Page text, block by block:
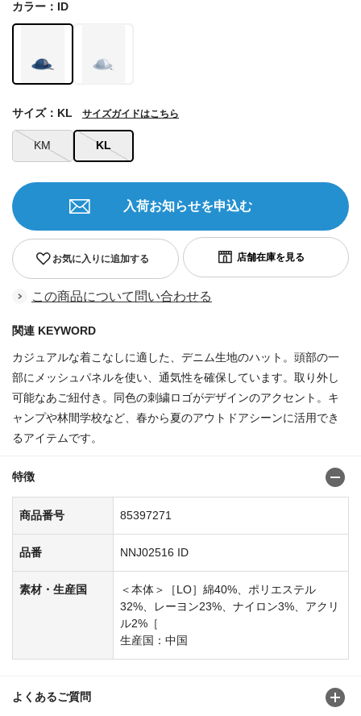
カラー：ID
KM KL
サイズ：KL サイズガイドはこちら
お気に入りに追加する
入荷お知らせを申込む
この商品について問い合わせる
関連 KEYWORD
カジュアルな着こなしに適した、デニム生地のハット。頭部の一
部にメッシュパネルを使い、通気性を確保しています。取り外し
可能なあご紐付き。同色の刺繍ロゴがデザインのアクセント。キ
ャンプや林間学校など、春から夏のアウトドアシーンに活用でき
るアイテムです。
特徴
商品番号 85397271
品番 NNJ02516 ID
素材・生産国
＜本体＞［LO］綿40%、ポリエステル
32%、レーヨン23%、ナイロン3%、アクリ
ル2%［
生産国：中国
よくあるご質問